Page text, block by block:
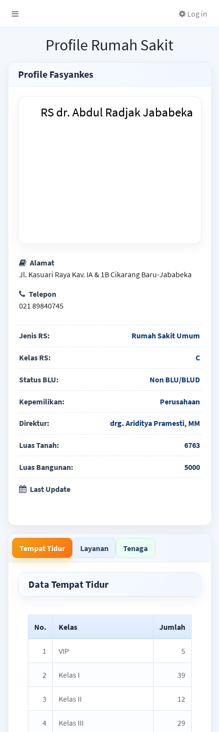
Log in
Profile Rumah Sakit
Profile Fasyankes
RS dr. Abdul Radjak Jababeka
Alamat
Jl. Kasuari Raya Kav. IA & 1B Cikarang Baru-Jababeka
Telepon
021 89840745
Jenis RS: Rumah Sakit Umum
Kelas RS: C
Status BLU: Non BLU/BLUD
Kepemilikan: Perusahaan
Direktur: drg. Ariditya Pramesti, MM
Luas Tanah: 6763
Luas Bangunan: 5000
Last Update
Tempat Tidur Layanan Tenaga
Data Tempat Tidur
No. Kelas Jumlah
1 VIP 5
2 Kelas I 39
3 Kelas II 12
4 Kelas III 29